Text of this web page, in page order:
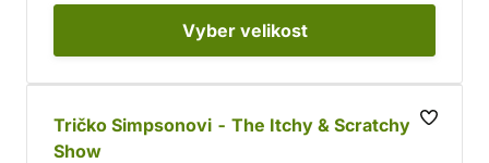
Vyber velikost
Tričko Simpsonovi - The Itchy & Scratchy
Show